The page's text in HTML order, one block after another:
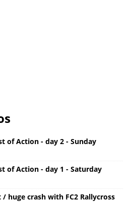
of Action - day 2 - Sunday
of Action - day 1 - Saturday
huge crash with FC2 Rallycross